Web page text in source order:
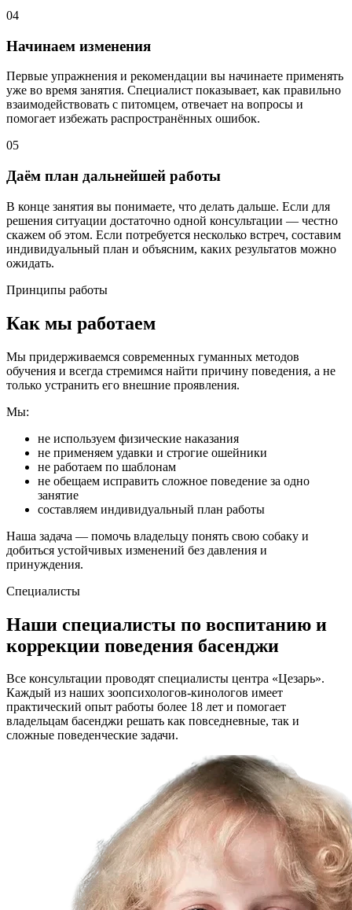
04
Начинаем изменения
Первые упражнения и рекомендации вы начинаете применять
уже во время занятия. Специалист показывает, как правильно
взаимодействовать с питомцем, отвечает на вопросы и
помогает избежать распространённых ошибок.
05
Даём план дальнейшей работы
В конце занятия вы понимаете, что делать дальше. Если для
решения ситуации достаточно одной консультации — честно
скажем об этом. Если потребуется несколько встреч, составим
индивидуальный план и объясним, каких результатов можно
ожидать.
Принципы работы
Как мы работаем
Мы придерживаемся современных гуманных методов
обучения и всегда стремимся найти причину поведения, а не
только устранить его внешние проявления.
Мы:
не используем физические наказания
не применяем удавки и строгие ошейники
не работаем по шаблонам
не обещаем исправить сложное поведение за одно
занятие
составляем индивидуальный план работы
Наша задача — помочь владельцу понять свою собаку и
добиться устойчивых изменений без давления и
принуждения.
Специалисты
Наши специалисты по воспитанию и
коррекции поведения басенджи
Все консультации проводят специалисты центра «Цезарь».
Каждый из наших зоопсихологов-кинологов имеет
практический опыт работы более 18 лет и помогает
владельцам басенджи решать как повседневные, так и
сложные поведенческие задачи.